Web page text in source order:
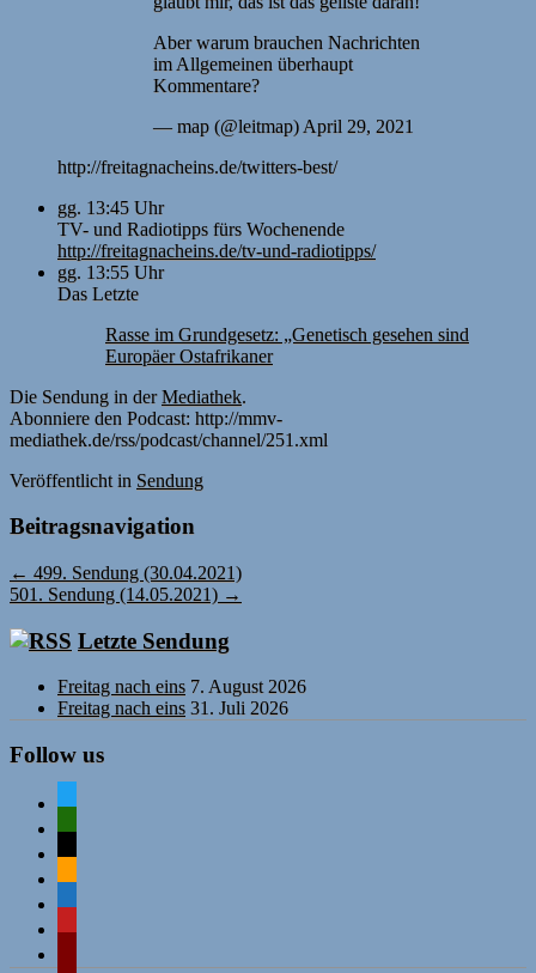
Aber warum brauchen Nachrichten
im Allgemeinen überhaupt
Kommentare?
— map (@leitmap) April 29, 2021
http://freitagnacheins.de/twitters-best/
gg. 13:45 Uhr
TV- und Radiotipps fürs Wochenende
http://freitagnacheins.de/tv-und-radiotipps/
gg. 13:55 Uhr
Das Letzte
Rasse im Grundgesetz: „Genetisch gesehen sind
Europäer Ostafrikaner
Die Sendung in derMediathek.
Abonniere den Podcast: http://mmv-
mediathek.de/rss/podcast/channel/251.xml
Veröffentlicht in Sendung
Beitragsnavigation
← 499. Sendung (30.04.2021)
501. Sendung (14.05.2021) →
Letzte Sendung
Freitag nach eins 7. August 2026
Freitag nach eins 31. Juli 2026
Follow us